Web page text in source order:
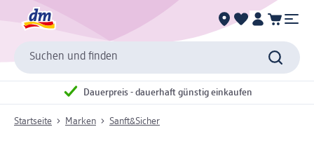
Suchen und finden
Dauerpreis - dauerhaft günstig einkaufen
Startseite Marken Sanft&Sicher